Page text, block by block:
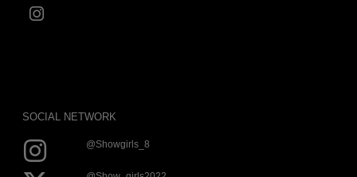
SOCIAL NETWORK
@showgirls_8